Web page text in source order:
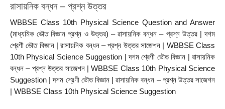
রাসায়নিক বন্ধন – প্রশ্ন উত্তর
WBBSE Class 10th Physical Science Question and Answer
(মাধ্যমিক ভৌত বিজ্ঞান প্রশ্ন ও উত্তর) – রাসায়নিক বন্ধন – প্রশ্ন উত্তর | দশম
শ্রেণী ভৌত বিজ্ঞান | রাসায়নিক বন্ধন – প্রশ্ন উত্তর সাজেশন | WBBSE Class
10th Physical Science Suggestion | দশম শ্রেণী ভৌত বিজ্ঞান | রাসায়নিক
বন্ধন – প্রশ্ন উত্তর সাজেশন | WBBSE Class 10th Physical Science
Suggestion | দশম শ্রেণী ভৌত বিজ্ঞান | রাসায়নিক বন্ধন – প্রশ্ন উত্তর সাজেশন
| WBBSE Class 10th Physical Science Suggestion